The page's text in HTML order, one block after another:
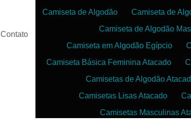
Contato
Camiseta de Algodão
Camiseta de
Camiseta de Algodão
Camiseta em Algodão Egípcio
Camiseta Básica Feminina Atacado
Camisetas de Algodão
Camisetas Lisas Atacado
Camisetas Masculinas